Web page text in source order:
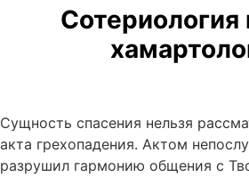
Сотериология
Сущность спасения нельзя
акта грехопадения. Актом
разрушил гармонию общения с